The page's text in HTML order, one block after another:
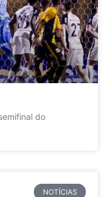
do
NOTÍCIAS